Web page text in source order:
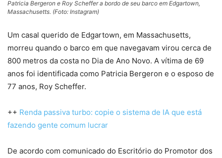
Patricia Bergeron e Roy Scheffer a bordo de seu barco em Edgartown,
Massachusetts. (Foto: Instagram)
Um casal querido de Edgartown, em Massachusetts,
morreu quando o barco em que navegavam virou cerca de
800 metros da costa no Dia de Ano Novo. A vítima de 69
anos foi identificada como Patricia Bergeron e o esposo de
77 anos, Roy Scheffer.
++ Renda passiva turbo: copie o sistema de IA que está
fazendo gente comum lucrar
De acordo com comunicado do Escritório do Promotor dos